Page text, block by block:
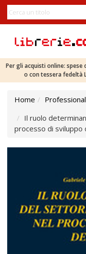
Per gli acquisti online: spese
o con tessera fedeltà
Home
Il ruolo
processo di sviluppo